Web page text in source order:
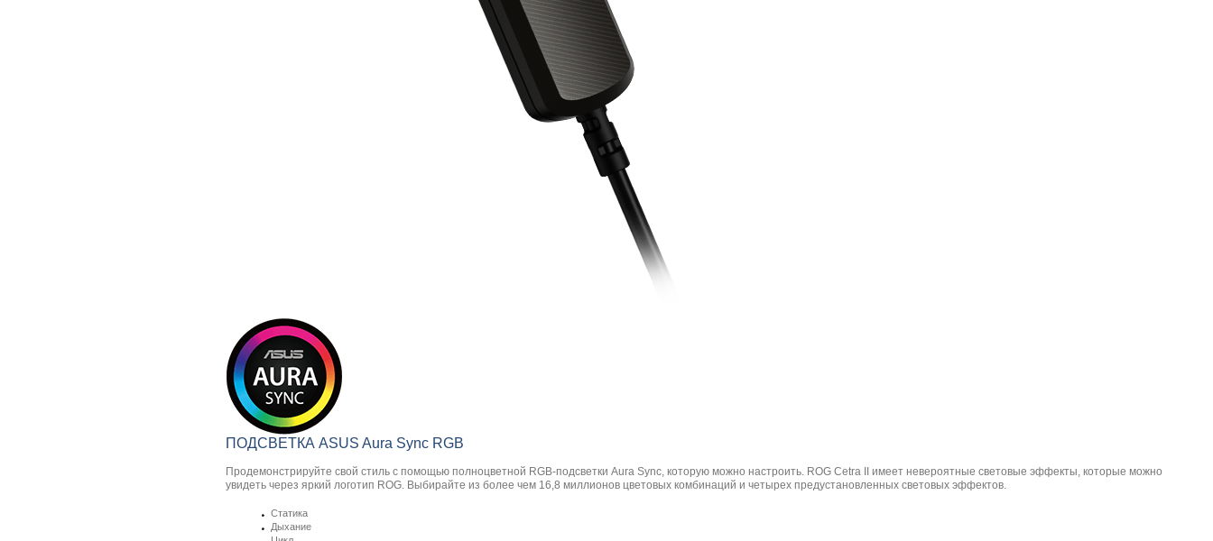
ПОДСВЕТКА ASUS Aura Sync RGB
Продемонстрируйте свой стиль с помощью полноцветной RGB-подсветки Aura Sync, которую можно настроить. ROG Cetra II имеет невероятные световые эффекты, которые можно
увидеть через яркий логотип ROG. Выбирайте из более чем 16,8 миллионов цветовых комбинаций и четырех предустановленных световых эффектов.
Статика
Дыхание